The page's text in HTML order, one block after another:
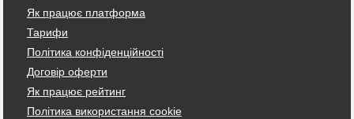
Як працює платформа
Тарифи
Політика конфіденційності
Договір оферти
Як працює рейтинг
Політика використання cookie